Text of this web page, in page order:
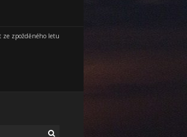
ze zpožděného letu